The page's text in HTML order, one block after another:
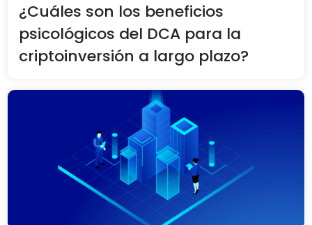
¿Cuáles son los beneficios
psicológicos del DCA para la
criptoinversión a largo plazo?